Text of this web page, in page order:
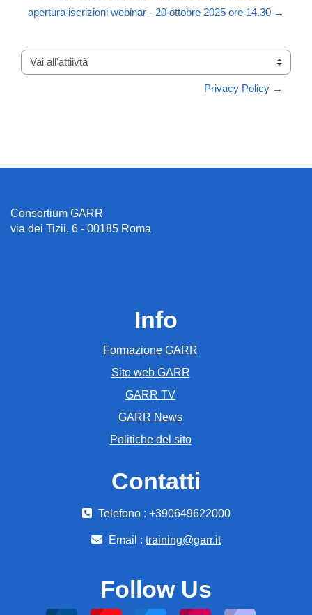
apertura iscrizioni webinar - 20 ottobre 2025 ore 14.30 →
Vai all'attiivtà
Privacy Policy →
Consortium GARR
via dei Tizii, 6 - 00185 Roma
Info
Formazione GARR
Sito web GARR
GARR TV
GARR News
Politiche del sito
Contatti
Telefono : +390649622000
Email : training@garr.it
Follow Us